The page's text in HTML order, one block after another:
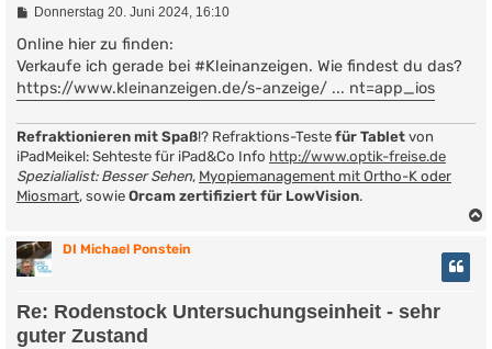
B
i
r
a
g
Donnerstag 20. Juni 2024, 16:10
Online hier zu finden:
Verkaufe ich gerade bei #Kleinanzeigen. Wie findest du das?
https://www.kleinanzeigen.de/s-anzeige/ ... nt=app_ios
Refraktionieren mit Spaß!? Refraktions-Teste für Tablet von
iPadMeikel: Sehteste für iPad&Co Info http://www.optik-freise.de
Spezialialist: Besser Sehen, Myopiemanagement mit Ortho-K oder
Miosmart, sowie Orcam zertifiziert für LowVision.
DI Michael Ponstein
Re: Rodenstock Untersuchungseinheit - sehr
guter Zustand